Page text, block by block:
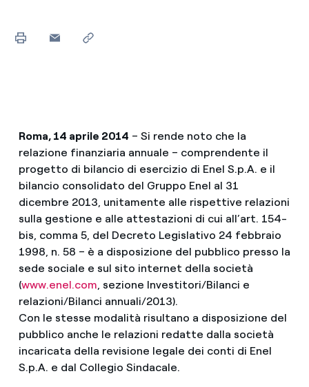
Roma, 14 aprile 2014 – Si rende noto che la
relazione finanziaria annuale – comprendente il
progetto di bilancio di esercizio di Enel S.p.A. e il
bilancio consolidato del Gruppo Enel al 31
dicembre 2013, unitamente alle rispettive relazioni
sulla gestione e alle attestazioni di cui all’art. 154-
bis, comma 5, del Decreto Legislativo 24 febbraio
1998, n. 58 – è a disposizione del pubblico presso la
sede sociale e sul sito internet della società
(www.enel.com, sezione Investitori/Bilanci e
relazioni/Bilanci annuali/2013).
Con le stesse modalità risultano a disposizione del
pubblico anche le relazioni redatte dalla società
incaricata della revisione legale dei conti di Enel
S.p.A. e dal Collegio Sindacale.